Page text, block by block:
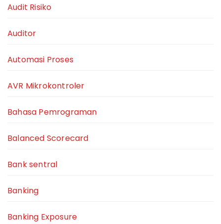
Audit Risiko
Auditor
Automasi Proses
AVR Mikrokontroler
Bahasa Pemrograman
Balanced Scorecard
Bank sentral
Banking
Banking Exposure